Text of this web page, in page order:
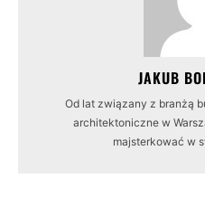
JAKUB
Od lat związany z branżą
architektoniczne w
majsterkować w